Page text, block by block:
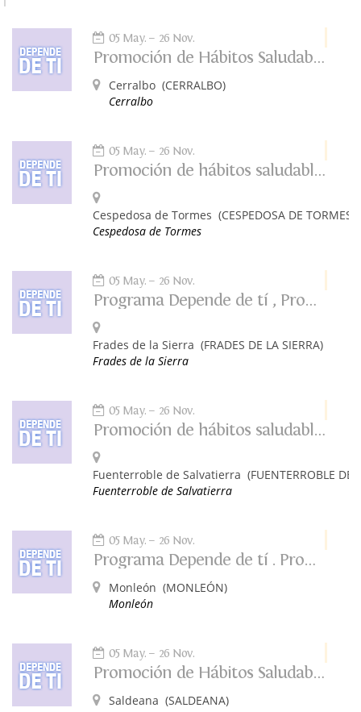
05 May. 26 Nov.
Promoción de Hábitos Saludables: Depende de Ti
Cerralbo (CERRALBO)
Cerralbo
05 May. 26 Nov.
Promoción de hábitos saludables. Depende de tí.
Cespedosa de Tormes (CESPEDOSA DE TORMES)
Cespedosa de Tormes
05 May. 26 Nov.
Programa Depende de tí , Promoción de hábitos saludables
Frades de la Sierra (FRADES DE LA SIERRA)
Frades de la Sierra
05 May. 26 Nov.
Promoción de hábitos saludables. Depende de ti.
Fuenterroble de Salvatierra (FUENTERROBLE DE
Fuenterroble de Salvatierra
05 May. 26 Nov.
Programa Depende de tí . Promoción de Hábitos Saludables
Monleón (MONLEÓN)
Monleón
05 May. 26 Nov.
Promoción de Hábitos Saludables: Depende de Ti
Saldeana (SALDEANA)